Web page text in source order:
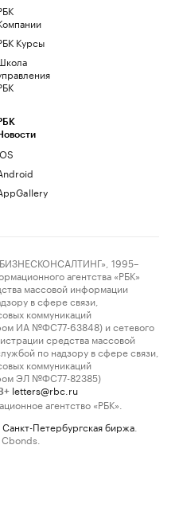
Курсы
1995–
агентства «РБК»
массовой информации
в сфере связи,
коммуникаций
ИА №ФС77-63848) и сетевого
средства массовой
по надзору в сфере связи,
коммуникаций
ЭЛ №ФС77-82385)
letters@rbc.ru
агентство «РБК».
Санкт-Петербургская биржа